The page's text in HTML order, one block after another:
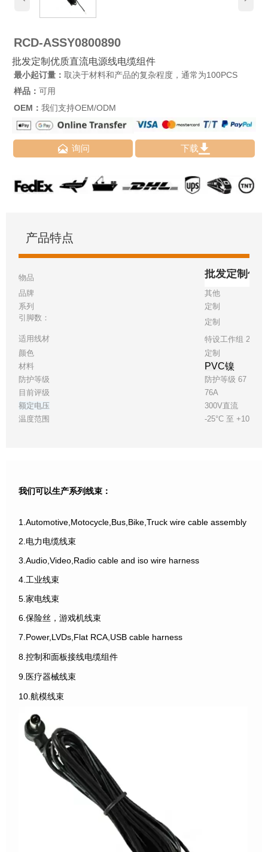
RCD-ASSY0800890
批发定制优质直流电源线电缆组件
最小起订量： 取决于材料和产品的复杂程度，通常为100PCS
样品： 可用
OEM： 我们支持OEM/ODM
 询问 下载
产品特点
物品 批发定制优
品牌
其他
系列
定制
引脚数：
定制
适用线材
特设工作组 24
颜色
定制
材料
PVC镍
防护等级
防护等级 67
目前评级
76A
额定电压
300V直流
温度范围
-25°C 至 +105°C
我们可以生产系列线束：
1.Automotive,Motocycle,Bus,Bike,Truck wire cable assembly
2.电力电缆线束
3.Audio,Video,Radio cable and iso wire harness
4.工业线束
5.家电线束
6.保险丝，游戏机线束
7.Power,LVDs,Flat RCA,USB cable harness
8.控制和面板接线电缆组件
9.医疗器械线束
10.航模线束